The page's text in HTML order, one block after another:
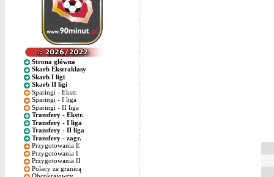
Strona główna
Skarb Ekstraklasy
Skarb I ligi
Skarb II ligi
Sparingi - Ekstr.
Sparingi - I liga
Sparingi - II liga
Transfery - Ekstr.
Transfery - I liga
Transfery - II liga
Transfery - zagr.
Przygotowania E
Przygotowania I
Przygotowania II
Polacy za granicą